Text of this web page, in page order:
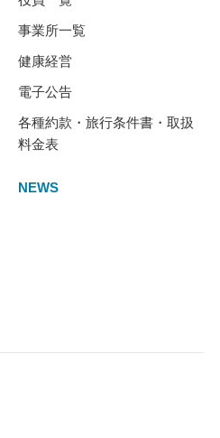
事業所一覧
健康経営
電子公告
各種約款・旅行条件書・取扱
料金表
NEWS